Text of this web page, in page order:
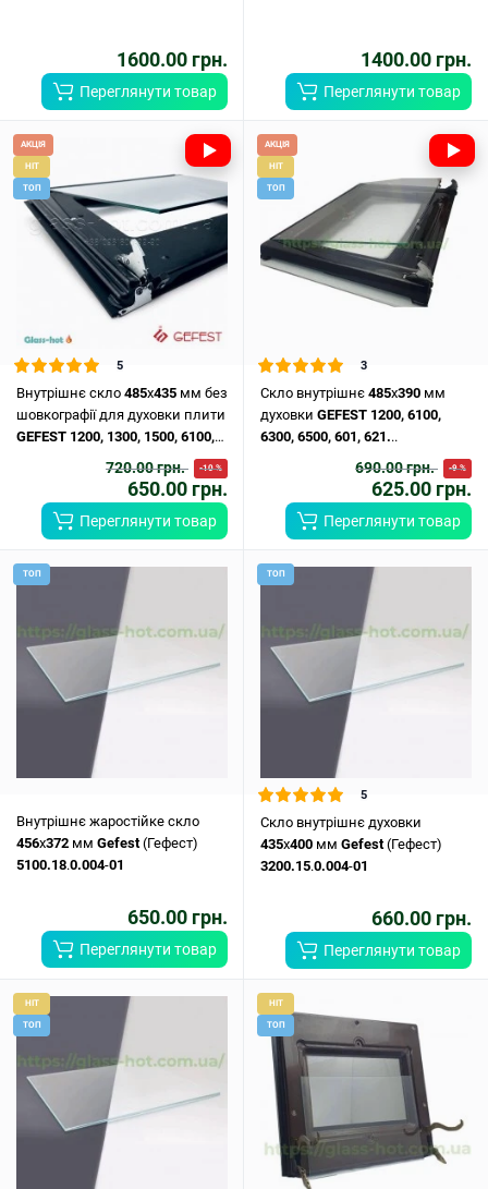
1600.00 грн.
Переглянути товар
1400.00 грн.
Переглянути товар
АКЦІЯ
HIT
ТОП
5
Внутрішнє скло 485х435 мм без
шовкографії для духовки плити
GEFEST 1200, 1300, 1500, 6100,
6502. ..
720.00 грн. -10 %
650.00 грн.
Переглянути товар
АКЦІЯ
HIT
ТОП
3
Скло внутрішнє 485x390 мм
духовки GEFEST 1200, 6100,
6300, 6500, 601, 621...
690.00 грн. -9 %
625.00 грн.
Переглянути товар
ТОП
Внутрішнє жаростійке скло
456x372 мм Gefest(Гефест)
5100.18.0.004-01
650.00 грн.
Переглянути товар
ТОП
5
Скло внутрішнє духовки
435x400 мм Gefest(Гефест)
3200.15.0.004-01
660.00 грн.
Переглянути товар
HIT
ТОП
HIT
ТОП